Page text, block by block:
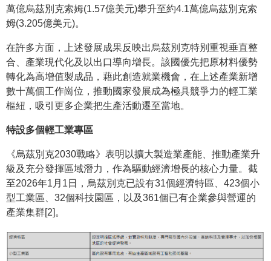
萬億烏茲別克索姆(1.57億美元)攀升至約4.1萬億烏茲別克索
姆(3.205億美元)。
在許多方面，上述發展成果反映出烏茲別克特別重視垂直整
合、產業現代化及以出口導向增長。該國優先把原材料優勢
轉化為高增值製成品，藉此創造就業機會，在上述產業新增
數十萬個工作崗位，推動國家發展成為極具競爭力的輕工業
樞紐，吸引更多企業把生產活動遷至當地。
特設多個輕工業專區
《烏茲別克2030戰略》表明以擴大製造業產能、推動產業升
級及充分發揮區域潛力，作為驅動經濟增長的核心力量。截
至2026年1月1日，烏茲別克已設有31個經濟特區、423個小
型工業區、32個科技園區，以及361個已有企業參與營運的
產業集群[2]。